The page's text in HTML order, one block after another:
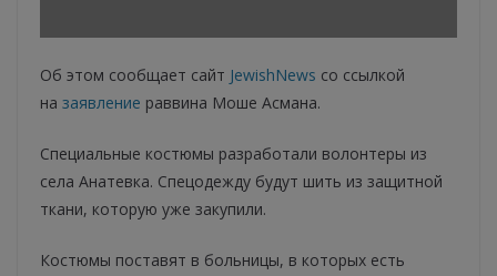
Об этом сообщает сайт JewishNews со ссылкой
на заявление раввина Моше Асмана.
Специальные костюмы разработали волонтеры из
села Анатевка. Спецодежду будут шить из защитной
ткани, которую уже закупили.
Костюмы поставят в больницы, в которых есть